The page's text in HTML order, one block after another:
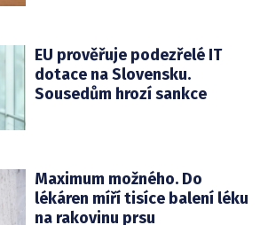
EU prověřuje podezřelé IT
dotace na Slovensku.
Sousedům hrozí sankce
Maximum možného. Do
lékáren míří tisíce balení léku
na rakovinu prsu